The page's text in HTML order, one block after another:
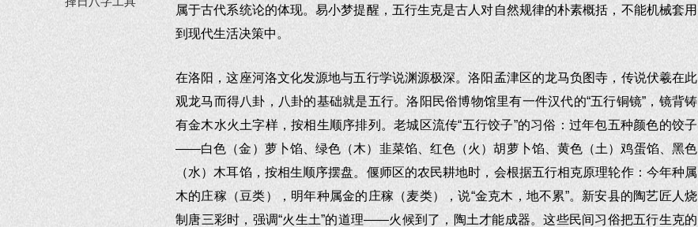
属于古代系统论的体现。易小梦提醒，五行生克是古人对自然规律的朴素概括，不能机械套用
到现代生活决策中。
在洛阳，这座河洛文化发源地与五行学说渊源极深。洛阳孟津区的龙马负图寺，传说伏羲在此
观龙马而得八卦，八卦的基础就是五行。洛阳民俗博物馆里有一件汉代的“五行铜镜”，镜背铸
有金木水火土字样，按相生顺序排列。老城区流传“五行饺子”的习俗：过年包五种颜色的饺子
——白色（金）萝卜馅、绿色（木）韭菜馅、红色（火）胡萝卜馅、黄色（土）鸡蛋馅、黑色
（水）木耳馅，按相生顺序摆盘。偃师区的农民耕地时，会根据五行相克原理轮作：今年种属
木的庄稼（豆类），明年种属金的庄稼（麦类），说“金克木，地不累”。新安县的陶艺匠人烧
制唐三彩时，强调“火生土”的道理——火候到了，陶土才能成器。这些民间习俗把五行生克的